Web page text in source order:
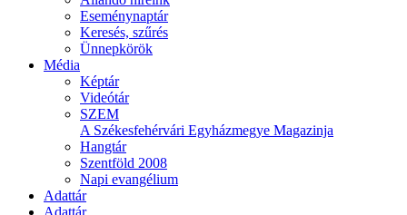
Eseménynaptár
Keresés, szűrés
Ünnepkörök
Média
Képtár
Videótár
SZEM
A Székesfehérvári Egyházmegye Magazinja
Hangtár
Szentföld 2008
Napi evangélium
Adattár
Adattár